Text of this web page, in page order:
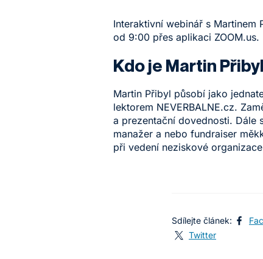
Interaktivní webinář s
od 9:00 přes aplikaci ZOOM.us.
Kdo je Martin
Martin Přibyl působí jako
lektorem NEVERBALNE.cz.
a prezentační dovednosti.
manažer a nebo fundraiser
při vedení neziskové
Sdílejte článek:
Twitter